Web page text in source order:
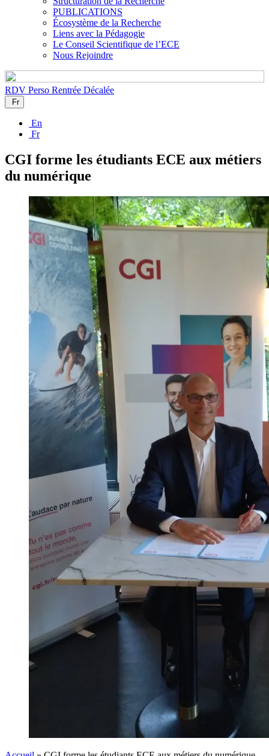
PUBLICATIONS
Écosystème de la Recherche
Liens avec la Pédagogie
Le Conseil Scientifique de l’ECE
Nous Rejoindre
RDV Perso Rentrée Décalée
Fr
En
Fr
CGI forme les étudiants ECE aux métiers
du numérique